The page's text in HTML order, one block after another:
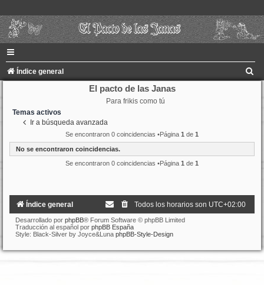
Índice general
El pacto de las Janas
Para frikis como tú
Temas activos
Ir a búsqueda avanzada
Se encontraron 0 coincidencias •Página 1 de 1
No se encontraron coincidencias.
Se encontraron 0 coincidencias •Página 1 de 1
Índice general Todos los horarios son UTC+02:00
Desarrollado por phpBB® Forum Software © phpBB Limited
Traducción al español por phpBB España
Style: Black-Silver by Joyce&Luna phpBB-Style-Design